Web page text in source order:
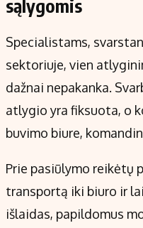
sąlygomis
Specialistams,
sektoriuje, vien
dažnai nepakanka.
atlygio yra fiksuota, o
buvimo biure,
Prie pasiūlymo reikėtų
transportą iki biuro ir
išlaidas, papildomus